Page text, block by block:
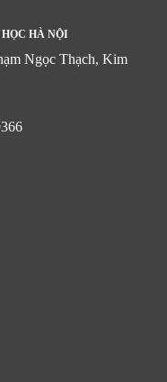
HÀ NỘI
Ngọc Thạch, Kim